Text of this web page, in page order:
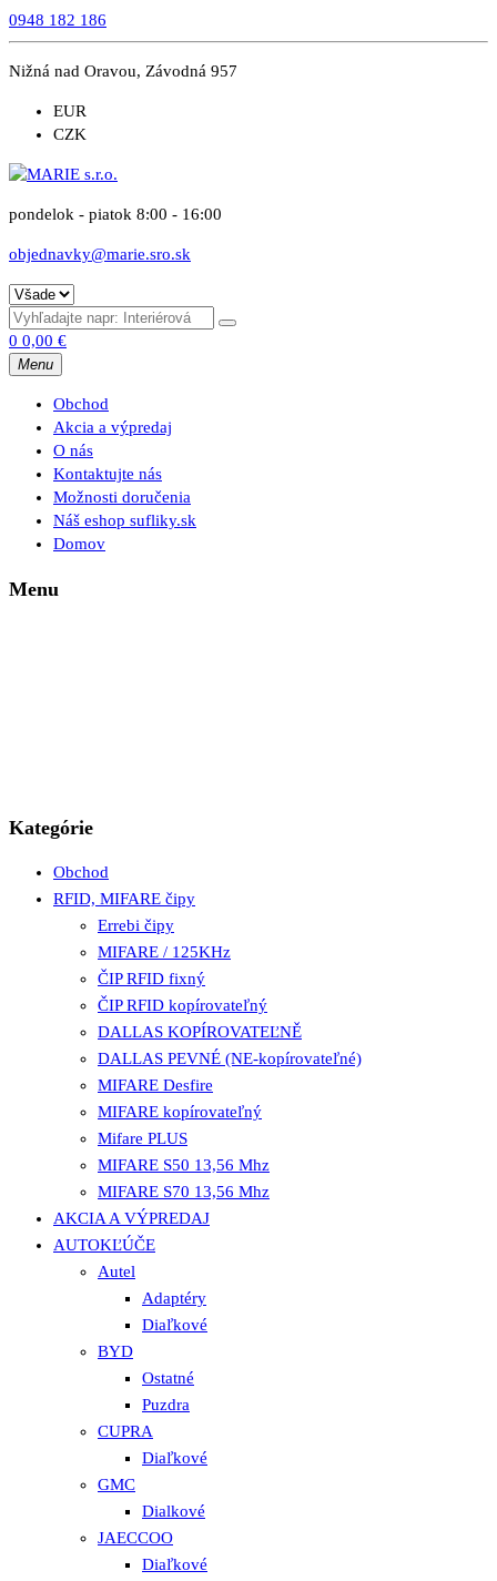
0948 182 186
Nižná nad Oravou, Závodná 957
EUR
CZK
pondelok - piatok 8:00 - 16:00
objednavky@marie.sro.sk
0 0,00 €
Menu
Obchod
Akcia a výpredaj
O nás
Kontaktujte nás
Možnosti doručenia
Náš eshop sufliky.sk
Domov
Menu
Kategórie
Obchod
RFID, MIFARE čipy
Errebi čipy
MIFARE / 125KHz
ČIP RFID fixný
ČIP RFID kopírovateľný
DALLAS KOPÍROVATEĽNĚ
DALLAS PEVNÉ (NE-kopírovateľné)
MIFARE Desfire
MIFARE kopírovateľný
Mifare PLUS
MIFARE S50 13,56 Mhz
MIFARE S70 13,56 Mhz
AKCIA A VÝPREDAJ
AUTOKĽÚČE
Autel
Adaptéry
Diaľkové
BYD
Ostatné
Puzdra
CUPRA
Diaľkové
GMC
Dialkové
JAECCOO
Diaľkové